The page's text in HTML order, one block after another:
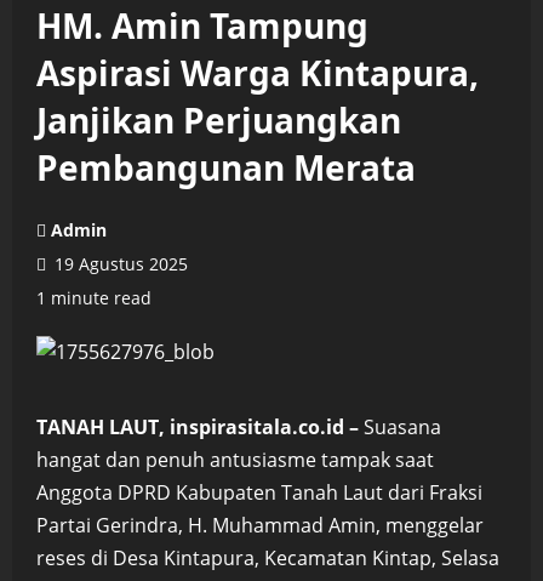
HM. Amin Tampung
Aspirasi Warga Kintapura,
Janjikan Perjuangkan
Pembangunan Merata
Admin
19 Agustus 2025
1 minute read
TANAH LAUT, inspirasitala.co.id –Suasana
hangat dan penuh antusiasme tampak saat
Anggota DPRD Kabupaten Tanah Laut dari Fraksi
Partai Gerindra, H. Muhammad Amin, menggelar
reses di Desa Kintapura, Kecamatan Kintap, Selasa